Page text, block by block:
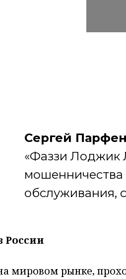
Сергей
«Фаззи Лоджик
мошенничества
обслуживания,
России
мировом рынке,